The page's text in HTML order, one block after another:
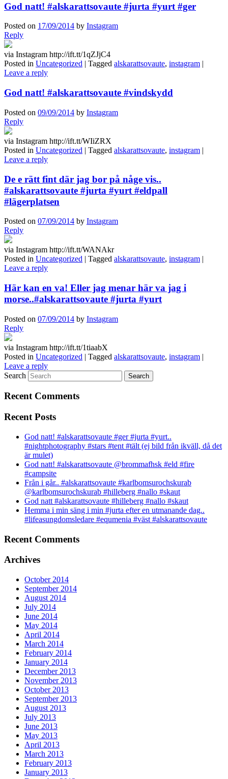
God natt! #alskarattsovaute #jurta #yurt #ger
Posted on 17/09/2014 by Instagram
Reply
via Instagram http://ift.tt/1qZJjC4
Posted in Uncategorized | Tagged alskarattsovaute, instagram |
Leave a reply
God natt! #alskarattsovaute #vindskydd
Posted on 09/09/2014 by Instagram
Reply
via Instagram http://ift.tt/WIiZRX
Posted in Uncategorized | Tagged alskarattsovaute, instagram |
Leave a reply
De e rätt fint där jag bor på någe vis..
#alskarattsovaute #jurta #yurt #eldpall
#lägerplatsen
Posted on 07/09/2014 by Instagram
Reply
via Instagram http://ift.tt/WANAkr
Posted in Uncategorized | Tagged alskarattsovaute, instagram |
Leave a reply
Här kan en va! Eller jag menar här va jag i
morse..#alskarattsovaute #jurta #yurt
Posted on 07/09/2014 by Instagram
Reply
via Instagram http://ift.tt/1tiaabX
Posted in Uncategorized | Tagged alskarattsovaute, instagram |
Leave a reply
Search
Recent Comments
Recent Posts
God natt! #alskarattsovaute #ger #jurta #yurt..
#nightphotography #stars #tent #tält (ej bild från ikväll, då det
är mulet)
God natt! #alskarattsovaute @brommafhsk #eld #fire
#campsite
Från i går.. #alskarattsovaute #karlbomsurochskurab
@karlbomsurochskurab #hilleberg #nallo #skaut
God natt #alskarattsovaute #hilleberg #nallo #skaut
Hemma i min säng i min #jurta efter en utmanande dag..
#lifeasungdomsledare #equmenia #väst #alskarattsovaute
Recent Comments
Archives
October 2014
September 2014
August 2014
July 2014
June 2014
May 2014
April 2014
March 2014
February 2014
January 2014
December 2013
November 2013
October 2013
September 2013
August 2013
July 2013
June 2013
May 2013
April 2013
March 2013
February 2013
January 2013